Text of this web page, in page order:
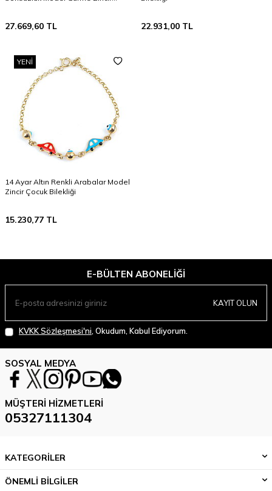
27.669,60 TL 22.931,00 TL
YENI
14 Ayar Altın Renkli Arabalar Model
Zincir Çocuk Bilekliği
15.230,77 TL
E-BÜLTEN ABONELIĞI
KAYIT OLUN
KVKK Sözleşmesi'ni , Okudum, Kabul Ediyorum.
SOSYAL MEDYA
MÜŞTERI HIZMETLERI
05327111304
KATEGORİLER
ÖNEMLİ BİLGİLER